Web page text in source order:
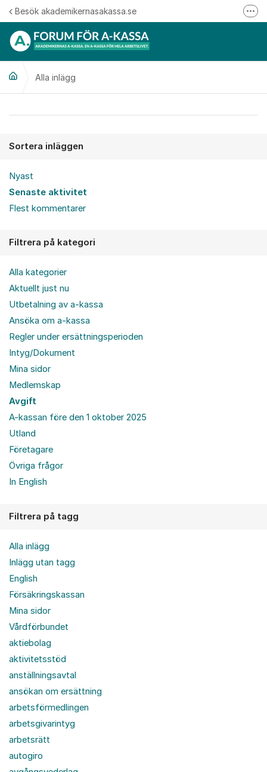
Hoppa till innehåll
Besök akademikernasakassa.se
Alla inlägg
Sortera inläggen
Nyast
Senaste aktivitet
Flest kommentarer
Filtrera på kategori
Alla kategorier
Aktuellt just nu
Utbetalning av a-kassa
Ansöka om a-kassa
Regler under ersättningsperioden
Intyg/Dokument
Mina sidor
Medlemskap
Avgift
A-kassan före den 1 oktober 2025
Utland
Företagare
Övriga frågor
In English
Filtrera på tagg
Alla inlägg
Inlägg utan tagg
English
Försäkringskassan
Mina sidor
Vårdförbundet
aktiebolag
aktivitetsstöd
anställningsavtal
ansökan om ersättning
arbetsförmedlingen
arbetsgivarintyg
arbetsrätt
autogiro